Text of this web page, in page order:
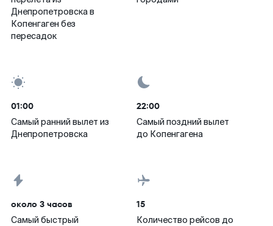
Днепропетровска в
Копенгаген без
пересадок
01:00
Самый ранний вылет из
Днепропетровска
22:00
Самый поздний вылет
до Копенгагена
около 3 часов
Самый быстрый
15
Количество рейсов до